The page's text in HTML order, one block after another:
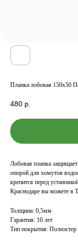
Планка лобовая 150х50
480 р.
Лобовая планка
опорой для хомутов
крепится перед
Краснодаре вы можете в
Толщина: 0,5мм
Гарантия: 10 лет
Тип покрытия: Полиэстер